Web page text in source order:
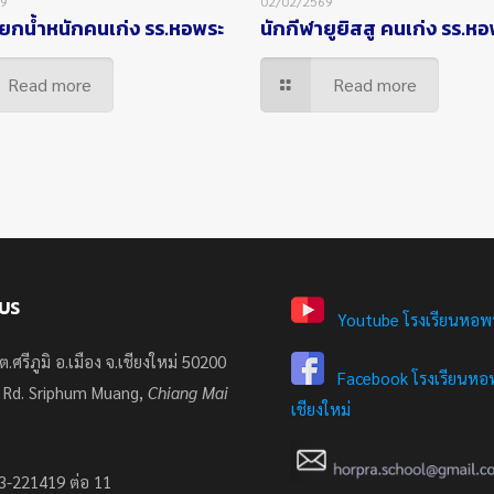
น้ำหนักคนเก่ง รร.หอพระ
Read more
นักกีฬายูยิสสู คนเก่ง รร.หอ
Read more
.ศรีภูมิ อ.เมือง จ.เชียงใหม่ 50200
Sriphum Muang,Chiang Mai
221419 ต่อ 11
Youtube โรงเรียนหอพ
Facebook โรงเรียนห
เชียงใหม่